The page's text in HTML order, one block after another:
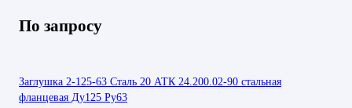
По запросу
Заглушка 2-125-63 Сталь 20 АТК 24.200.02-90 стальная
фланцевая Ду125 Ру63